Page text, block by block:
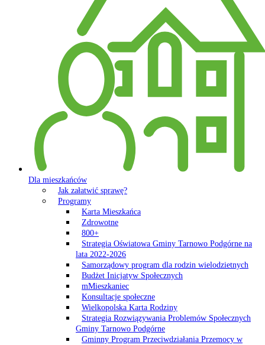
Dla mieszkańców
Jak załatwić sprawę?
Programy
Karta Mieszkańca
Zdrowotne
800+
Strategia Oświatowa Gminy Tarnowo Podgórne na
lata 2022-2026
Samorządowy program dla rodzin wielodzietnych
Budżet Inicjatyw Społecznych
mMieszkaniec
Konsultacje społeczne
Wielkopolska Karta Rodziny
Strategia Rozwiązywania Problemów Społecznych
Gminy Tarnowo Podgórne
Gminny Program Przeciwdziałania Przemocy w